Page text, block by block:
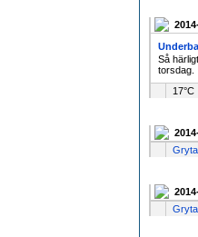
Så
torsdag.
17°C